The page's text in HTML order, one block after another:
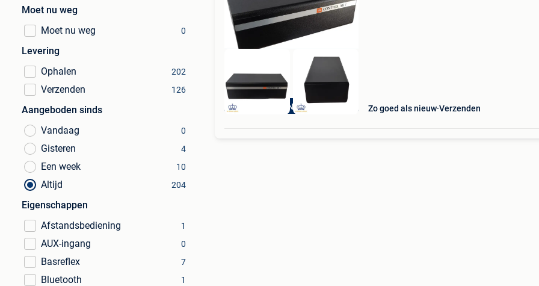
Moet nu weg
Moet nu weg
0
Levering
Ophalen
202
Verzenden 126
Aangeboden sinds
Vandaag
0
Gisteren 4
Een week 10
Altijd 204
Eigenschappen
Afstandsbediening
1
AUX-ingang 0
Basreflex 7
Bluetooth 1
6 MAANDEN GARANTIE Zo goed als nieuw Verzenden